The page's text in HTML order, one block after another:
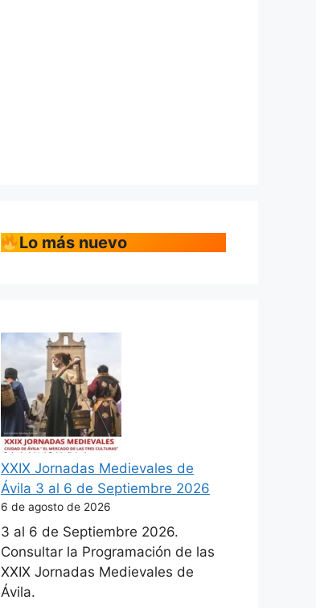
Lo más nuevo
XXIX Jornadas Medievales de
Ávila 3 al 6 de Septiembre 2026
6 de agosto de 2026
3 al 6 de Septiembre 2026.
Consultar la Programación de las
XXIX Jornadas Medievales de
Ávila.